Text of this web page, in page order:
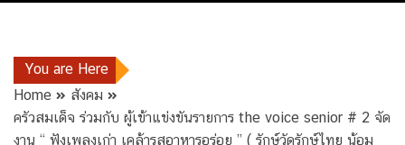
You are Here
Home
สังคม
ครัวสมเด็จ ร่วมกับ ผู้เข้าแข่งขันรายการ the voice senior # 2 จัด
งาน “ ฟังเพลงเก่า เคล้ารสอาหารอร่อย ” ( รักษ์วัดรักษ์ไทย น้อม